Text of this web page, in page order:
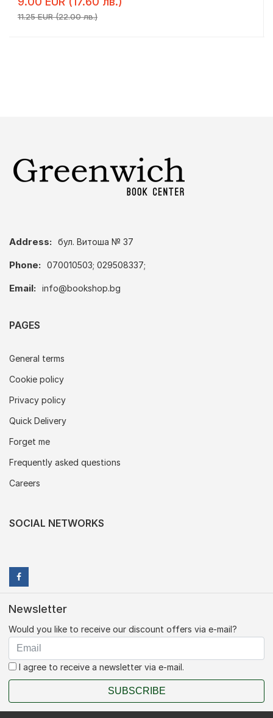
11.25 EUR (22.00 лв.)
Address: бул. Витоша № 37
Phone: 070010503; 029508337;
Email: info@bookshop.bg
PAGES
General terms
Cookie policy
Privacy policy
Quick Delivery
Forget me
Frequently asked questions
Careers
SOCIAL NETWORKS
Newsletter
Would you like to receive our discount offers via e-mail?
I agree to receive a newsletter via e-mail.
SUBSCRIBE